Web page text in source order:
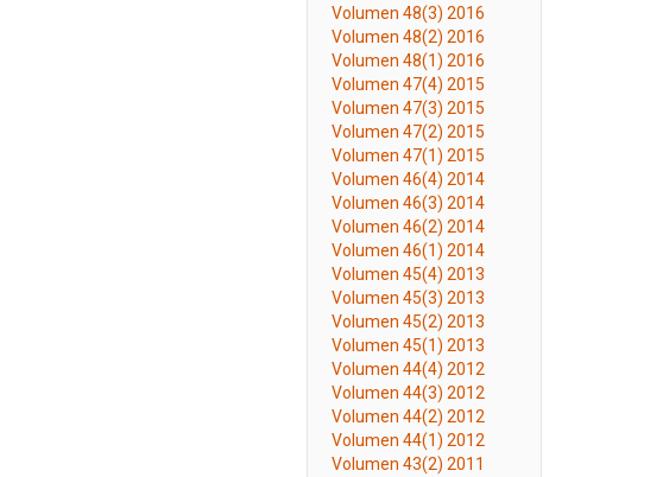
Volumen 48(3) 2016
Volumen 48(2) 2016
Volumen 48(1) 2016
Volumen 47(4) 2015
Volumen 47(3) 2015
Volumen 47(2) 2015
Volumen 47(1) 2015
Volumen 46(4) 2014
Volumen 46(3) 2014
Volumen 46(2) 2014
Volumen 46(1) 2014
Volumen 45(4) 2013
Volumen 45(3) 2013
Volumen 45(2) 2013
Volumen 45(1) 2013
Volumen 44(4) 2012
Volumen 44(3) 2012
Volumen 44(2) 2012
Volumen 44(1) 2012
Volumen 43(2) 2011